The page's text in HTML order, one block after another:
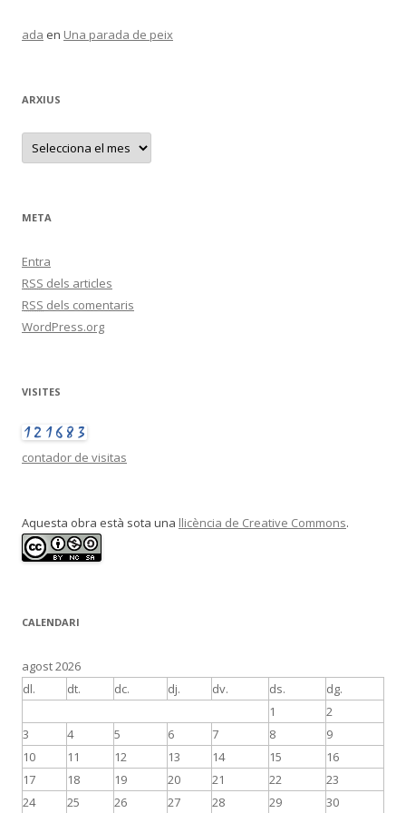
ada en Una parada de peix
ARXIUS
A
x
META
Entra
RSS dels articles
RSS dels comentaris
WordPress.org
VISITES
contador de visitas
Aquesta obra està sota una llicència de Creative Commons.
CALENDARI
agost 2026
dl.
dt. dc. dj. dv. ds.
dg.
1
2
3
4 5 6 7 8
9
10
11 12 13 14 15
16
17
18 19 20 21 22
23
24
25 26 27 28 29 30